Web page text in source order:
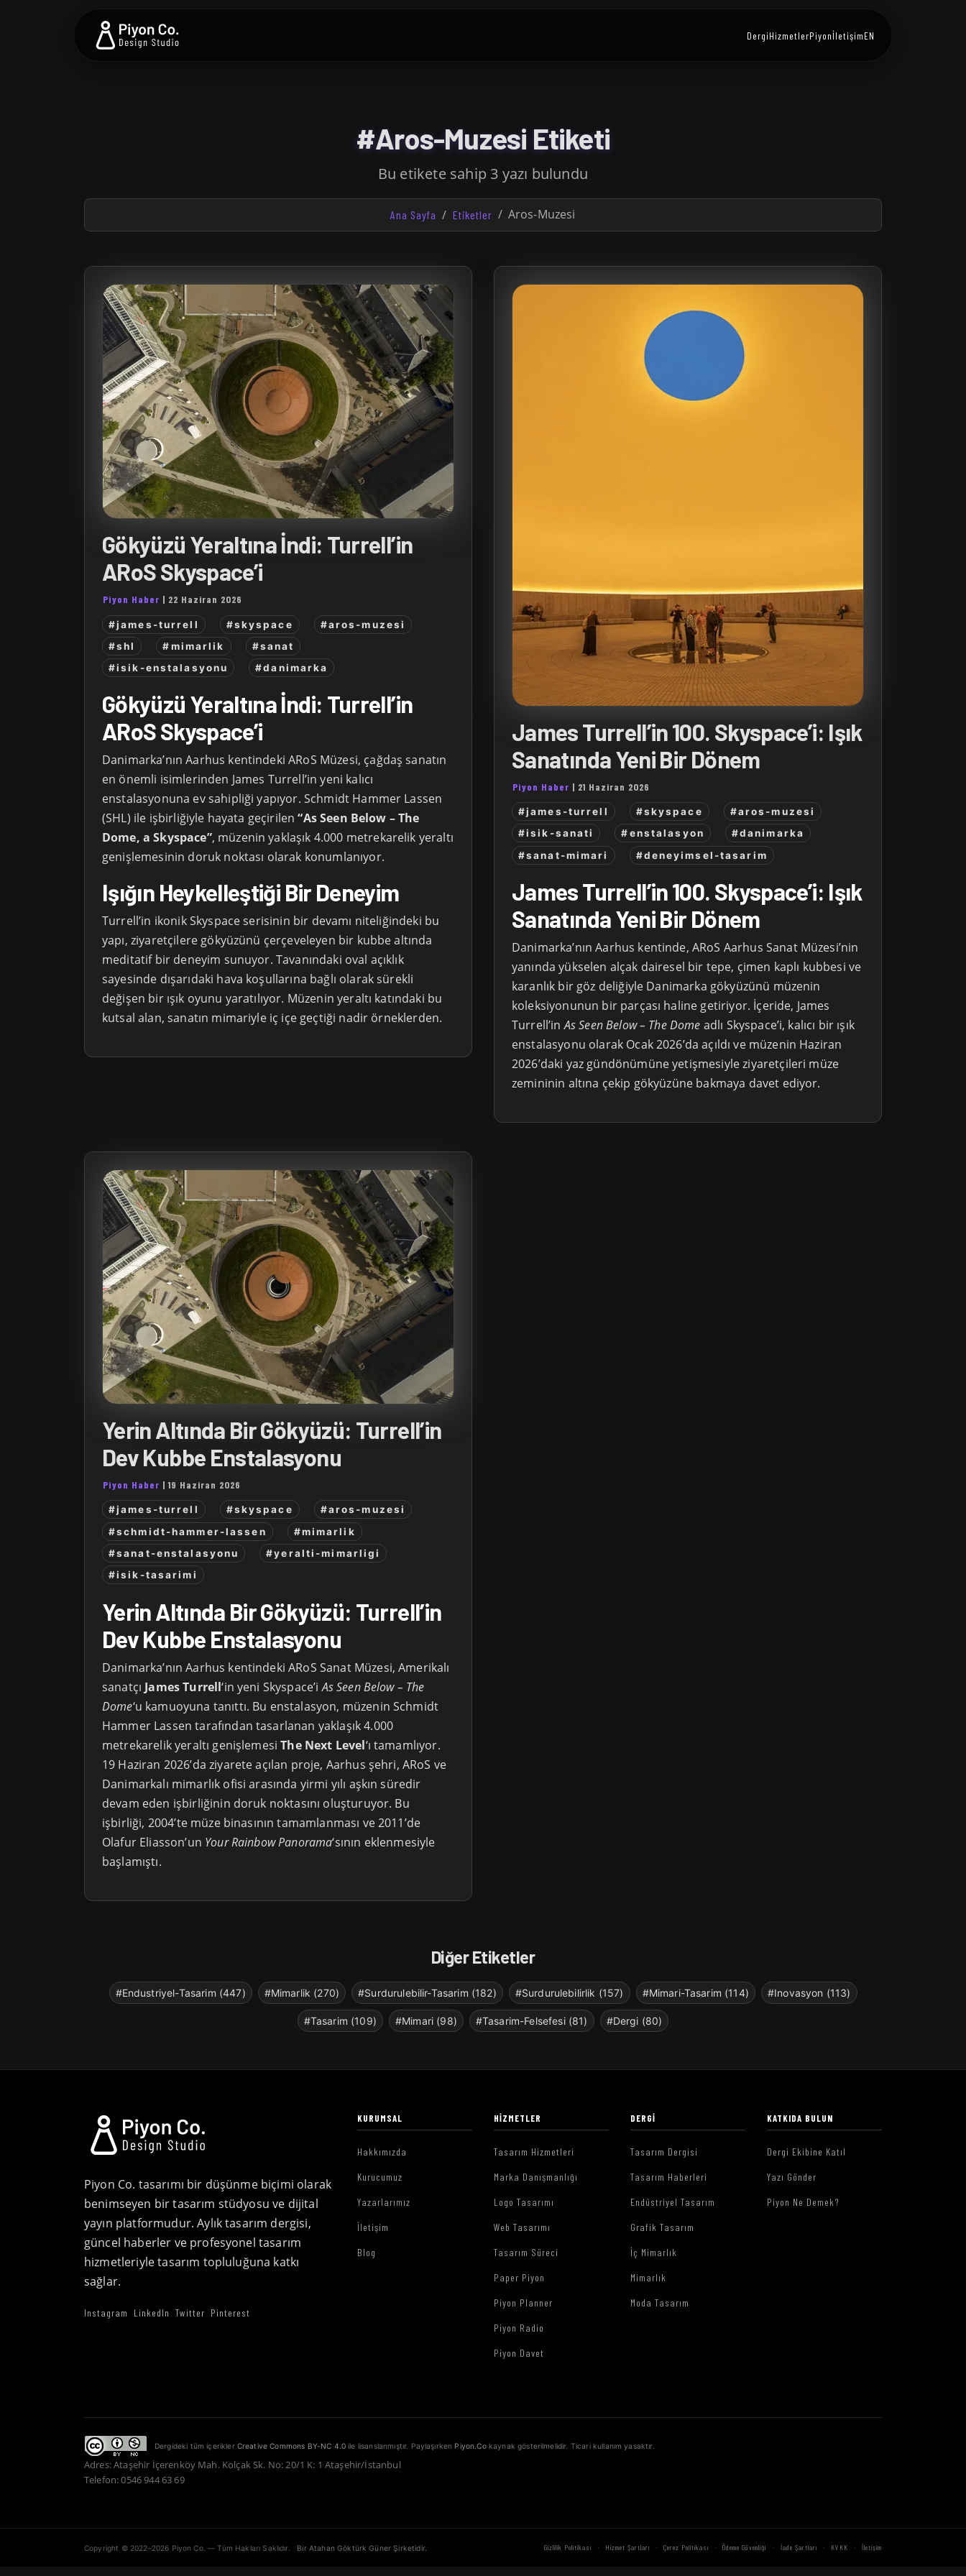
DergiHizmetlerPiyonİletişimEN
#Aros-Muzesi Etiketi
Bu etikete sahip 3 yazı bulundu
Ana Sayfa Etiketler Aros-Muzesi
Gökyüzü Yeraltına İndi: Turrell’in
ARoS Skyspace’i
Piyon Haber | 22 Haziran 2026
#james-turrell #skyspace
#aros-muzesi
#shl
#mimarlik
#sanat
#isik-enstalasyonu
#danimarka
Gökyüzü Yeraltına İndi: Turrell’in
ARoS Skyspace’i
Danimarka’nın Aarhus kentindeki ARoS Müzesi, çağdaş sanatın
en önemli isimlerinden James Turrell’in yeni kalıcı
enstalasyonuna ev sahipliği yapıyor. Schmidt Hammer Lassen
(SHL) ile işbirliğiyle hayata geçirilen“As Seen Below – The
Dome, a Skyspace”, müzenin yaklaşık 4.000 metrekarelik yeraltı
genişlemesinin doruk noktası olarak konumlanıyor.
Işığın Heykelleştiği Bir Deneyim
Turrell’in ikonik Skyspace serisinin bir devamı niteliğindeki bu
yapı, ziyaretçilere gökyüzünü çerçeveleyen bir kubbe altında
meditatif bir deneyim sunuyor. Tavanındaki oval açıklık
sayesinde dışarıdaki hava koşullarına bağlı olarak sürekli
değişen bir ışık oyunu yaratılıyor. Müzenin yeraltı katındaki bu
kutsal alan, sanatın mimariyle iç içe geçtiği nadir örneklerden.
James Turrell’in 100. Skyspace’i: Işık
Sanatında Yeni Bir Dönem
Piyon Haber | 21 Haziran 2026
#james-turrell #skyspace
#aros-muzesi
#isik-sanati
#enstalasyon
#danimarka
#sanat-mimari
#deneyimsel-tasarim
James Turrell’in 100. Skyspace’i: Işık
Sanatında Yeni Bir Dönem
Danimarka’nın Aarhus kentinde, ARoS Aarhus Sanat Müzesi’nin
yanında yükselen alçak dairesel bir tepe, çimen kaplı kubbesi ve
karanlık bir göz deliğiyle Danimarka gökyüzünü müzenin
koleksiyonunun bir parçası haline getiriyor. İçeride, James
Turrell’inAs Seen Below – The Dome adlı Skyspace’i, kalıcı bir ışık
enstalasyonu olarak Ocak 2026’da açıldı ve müzenin Haziran
2026’daki yaz gündönümüne yetişmesiyle ziyaretçileri müze
zemininin altına çekip gökyüzüne bakmaya davet ediyor.
Yerin Altında Bir Gökyüzü: Turrell’in
Dev Kubbe Enstalasyonu
Piyon Haber |19 Haziran 2026
#james-turrell #skyspace
#aros-muzesi
#schmidt-hammer-lassen
#mimarlik
#sanat-enstalasyonu
#yeralti-mimarligi
#isik-tasarimi
Yerin Altında Bir Gökyüzü: Turrell’in
Dev Kubbe Enstalasyonu
Danimarka’nın Aarhus kentindeki ARoS Sanat Müzesi, Amerikalı
sanatçı James Turrell‘in yeni Skyspace’iAs Seen Below – The
Dome‘u kamuoyuna tanıttı. Bu enstalasyon, müzenin Schmidt
Hammer Lassen tarafından tasarlanan yaklaşık 4.000
metrekarelik yeraltı genişlemesiThe Next Level‘ı tamamlıyor.
19 Haziran 2026’da ziyarete açılan proje, Aarhus şehri, ARoS ve
Danimarkalı mimarlık ofisi arasında yirmi yılı aşkın süredir
devam eden işbirliğinin doruk noktasını oluşturuyor. Bu
işbirliği, 2004’te müze binasının tamamlanması ve 2011’de
Olafur Eliasson’un Your Rainbow Panorama‘sının eklenmesiyle
başlamıştı.
Diğer Etiketler
#Endustriyel-Tasarim (447) #Mimarlik (270) #Surdurulebilir-Tasarim (182) #Surdurulebilirlik (157) #Mimari-Tasarim (114) #Inovasyon (113)
#Tasarim (109) #Mimari (98) #Tasarim-Felsefesi (81) #Dergi (80)
Piyon Co. tasarımı bir düşünme biçimi olarak
benimseyen bir tasarım stüdyosu ve dijital
yayın platformudur. Aylık tasarım dergisi,
güncel haberler ve profesyonel tasarım
hizmetleriyle tasarım topluluğuna katkı
sağlar.
Instagram LinkedIn Twitter Pinterest
KURUMSAL
Hakkımızda
Kurucumuz
Yazarlarımız
İletişim
Blog
HIZMETLER
Tasarım Hizmetleri
Marka Danışmanlığı
Logo Tasarımı
Web Tasarımı
Tasarım Süreci
Paper Piyon
Piyon Planner
Piyon Radio
Piyon Davet
DERGI
Tasarım Dergisi
Tasarım Haberleri
Endüstriyel Tasarım
Grafik Tasarım
İç Mimarlık
Mimarlık
Moda Tasarım
KATKIDA BULUN
Dergi Ekibine Katıl
Yazı Gönder
Piyon Ne Demek?
Dergideki tüm içerikler Creative Commons BY-NC 4.0 ile lisanslanmıştır. Paylaşırken Piyon.Cokaynak gösterilmelidir. Ticari kullanım yasaktır.
Adres: Ataşehir İçerenköy Mah. Kolçak Sk. No: 20/1 K: 1 Ataşehir/İstanbul
Telefon: 0546 944 63 69
Copyright © 2022–2026 Piyon Co. — Tüm Hakları Saklıdır. Bir Atahan Göktürk Güner Şirketidir. Gizlilik Politikası · Hizmet Şartları · Çerez Politikası · Ödeme Güvenliği · İade Şartları · KVKK · İletişim